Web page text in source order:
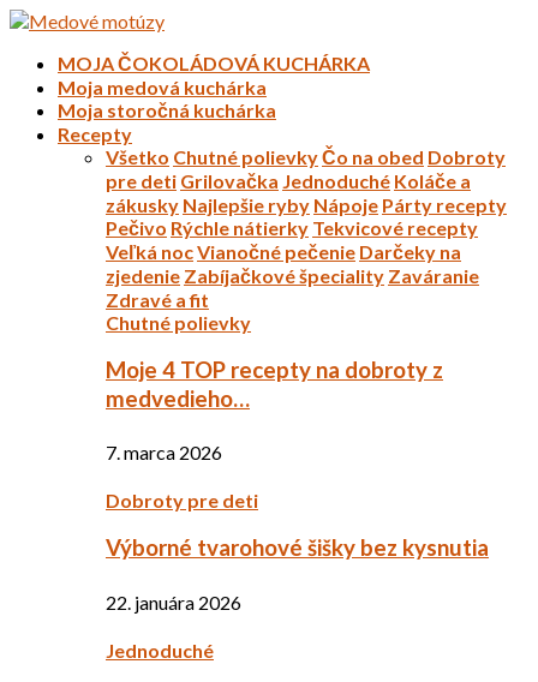
MOJA ČOKOLÁDOVÁ KUCHÁRKA
Moja medová kuchárka
Moja storočná kuchárka
Recepty
Všetko Chutné polievkyČo na obed Dobroty
pre deti Grilovačka Jednoduché Koláče a
zákusky Najlepšie ryby Nápoje Párty recepty
Pečivo Rýchle nátierky Tekvicové recepty
Veľká nocVianočné pečenie Darčeky na
zjedenie Zabíjačkové špeciality Zaváranie
Zdravé a fit
Chutné polievky
Moje 4 TOP recepty na dobroty z
medvedieho…
7. marca 2026
Dobroty pre deti
Výborné tvarohové šišky bez kysnutia
22. januára 2026
Jednoduché